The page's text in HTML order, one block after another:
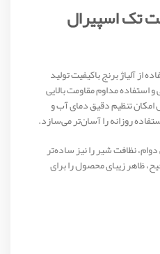
تک اسپیرال
از آلیاژ برنج باکیفیت تولید
استفاده مداوم مقاومت بالایی
تنظیم دقیق دمای آب و
روزانه را آسان‌تر می‌سازد.
نظافت شیر را نیز ساده‌تر
ظاهر زیبای محصول را برای